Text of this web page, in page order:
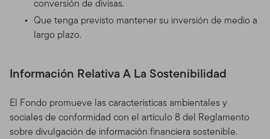
conversión de divisas.
Que tenga previsto mantener su inversión de medio a
largo plazo.
Información Relativa A La Sostenibilidad
El Fondo promueve las características ambientales y
sociales de conformidad con el artículo 8 del Reglamento
sobre divulgación de información financiera sostenible.